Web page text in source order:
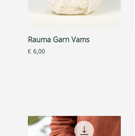
Snel overzicht
Rauma Garn Vams
Prijs
€ 6,00